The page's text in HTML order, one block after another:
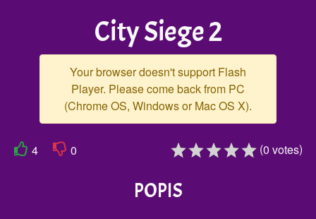
City Siege 2
Your browser doesn't support Flash
Player. Please come back from PC
(Chrome OS, Windows or Mac OS X).
4 0 (0 votes)
POPIS